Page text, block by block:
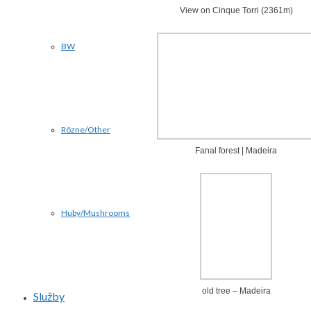
BW
Rôzne/Other
Huby/Mushrooms
Služby
View on Cinque Torri (2361m)
Fanal forest | Madeira
old tree – Madeira